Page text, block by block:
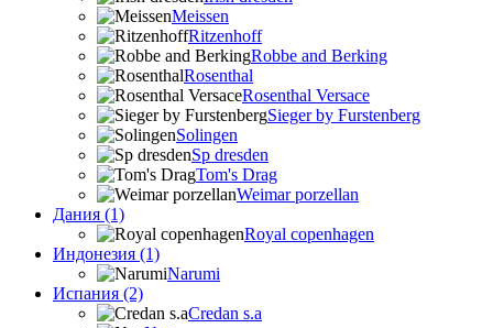
Meissen
Ritzenhoff
Robbe and Berking
Rosenthal
Rosenthal Versace
Sieger by Furstenberg
Solingen
Sp dresden
Tom's Drag
Weimar porzellan
Дания (1)
Royal copenhagen
Индонезия (1)
Narumi
Испания (2)
Credan s.a